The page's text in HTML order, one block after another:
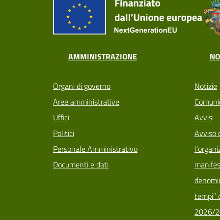
AMMINISTRAZIONE
Organi di governo
Aree amministrative
Uffici
Politici
Personale Amministrativo
Documenti e dati
Notizie
Avvisi
Avviso
tempi”
2026/